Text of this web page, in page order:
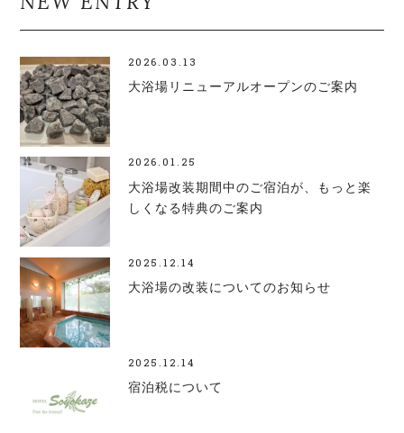
2026.03.13
大浴場リニューアルオープンのご案内
2026.01.25
大浴場改装期間中のご宿泊が、もっと楽
しくなる特典のご案内
2025.12.14
大浴場の改装についてのお知らせ
2025.12.14
宿泊税について